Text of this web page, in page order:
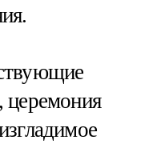
церемония